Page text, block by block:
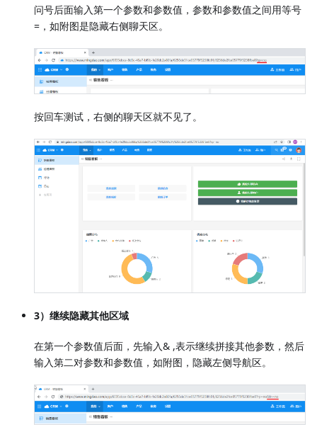
问号后面输入第一个参数和参数值，参数和参数值之间用等号
=，如附图是隐藏右侧聊天区。
按回车测试，右侧的聊天区就不见了。
3）继续隐藏其他区域
在第一个参数值后面，先输入& ,表示继续拼接其他参数，然后
输入第二对参数和参数值，如附图，隐藏左侧导航区。